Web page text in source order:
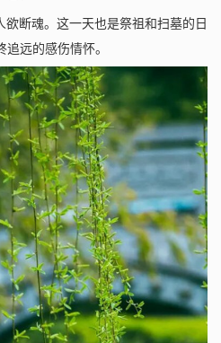
断魂。这一天也是祭祖和扫墓的日
追远的感伤情怀。